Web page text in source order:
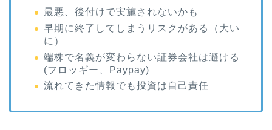
最悪、後付けで実施されないかも
早期に終了してしまうリスクがある（大い
に）
端株で名義が変わらない証券会社は避ける
(フロッギー、Paypay)
流れてきた情報でも投資は自己責任